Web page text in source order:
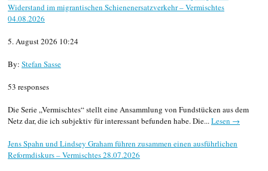
Widerstand im migrantischen Schienenersatzverkehr – Vermischtes
04.08.2026
5. August 2026 10:24
By: Stefan Sasse
53 responses
Die Serie „Vermischtes“ stellt eine Ansammlung von Fundstücken aus dem
Netz dar, die ich subjektiv für interessant befunden habe. Die... Lesen →
Jens Spahn und Lindsey Graham führen zusammen einen ausführlichen
Reformdiskurs – Vermischtes 28.07.2026